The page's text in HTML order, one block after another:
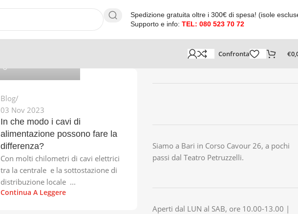
Spedizione gratuita oltre i 300€ di spesa! (isole
Supporto e info: TEL: 080 523 70 72
Confronta €
Blog
03 Nov 2023
In che modo i cavi di
alimentazione possono fare la
differenza?
Con molti chilometri di cavi elettrici
tra la centrale e la sottostazione di
distribuzione locale ...
Continua A Leggere
Siamo a Bari in Corso Cavour 26, a pochi
passi dal Teatro Petruzzelli.
Aperti dal LUN al SAB, ore 10.00-13.00 |